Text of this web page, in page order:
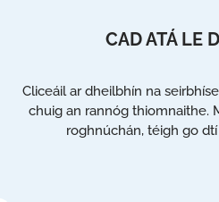
CAD ATÁ LE
Cliceáil ar dheilbhín na
chuig an rannóg thiomnaithe.
roghnúchán, téigh go